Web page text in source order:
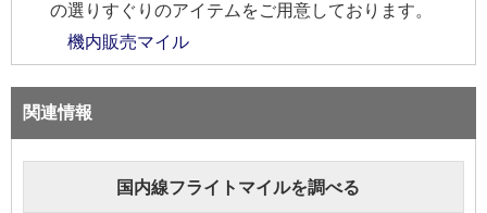
の選りすぐりのアイテムをご用意しております。
機内販売マイル
関連情報
国内線フライトマイルを調べる